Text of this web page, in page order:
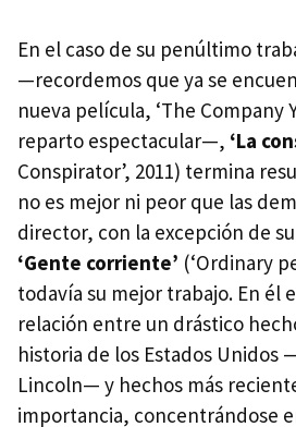
En el caso de su penúltimo
—recordemos que ya se
nueva película, ‘The Company
reparto espectacular—, ‘La
Conspirator’, 2011) termina
no es mejor ni peor que las
director, con la excepción de
‘Gente corriente’ (‘Ordinary
todavía su mejor trabajo. En él
relación entre un drástico
historia de los Estados Unidos
Lincoln— y hechos más
importancia, concentrándose